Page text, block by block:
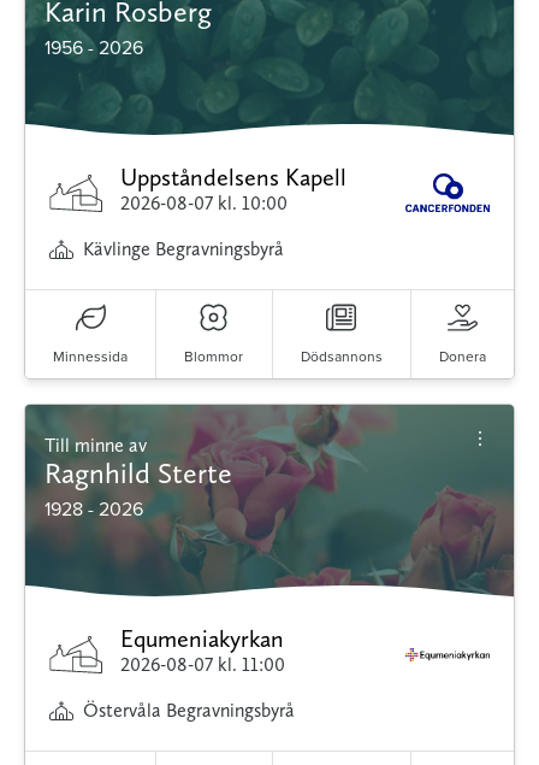
Karin Rosberg
1956 - 2026
Uppståndelsens Kapell
2026-08-07 kl. 10:00
Kävlinge Begravningsbyrå
Minnessida Blommor Dödsannons Donera
Till minne av
Ragnhild Sterte
1928 - 2026
Equmeniakyrkan
2026-08-07 kl. 11:00
Östervåla Begravningsbyrå